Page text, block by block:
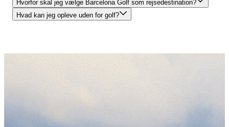
Hvorfor skal jeg vælge Barcelona Golf som rejsedestination?
Hvad kan jeg opleve uden for golf?